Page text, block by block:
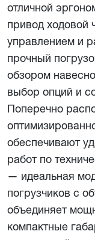
отличной
привод ходовой
управлением и
прочный
обзором
выбор опций и
Поперечно
обеспечивают
работ по
— идеальная
погрузчиков с
объединяет
компактные